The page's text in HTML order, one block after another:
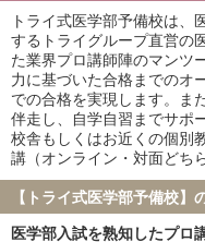
金沢大学
滋賀医科大学
群馬大学
岐阜大学
山口大学
香川大学
弘前大学
札幌医科大学
鳥取大学
旭川医科大学
トライ式医学部予備校は、
するトライグループ直営の
た業界プロ講師陣のマンツ
力に基づいた合格までのオ
での合格を実現します。ま
伴走し、自学自習までサポ
校舎もしくはお近くの個別
講（オンライン・対面どち
【トライ式医学部予備校】
医学部入試を熟知したプロ